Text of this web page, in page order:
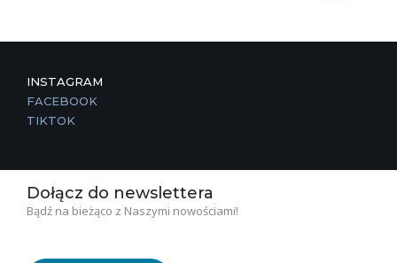
INSTAGRAM
FACEBOOK
TIKTOK
Dołącz do newslettera
Bądź na bieżąco z Naszymi nowościami!